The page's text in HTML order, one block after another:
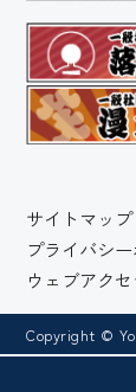
サイトマップ
プライバシ
ウェブアク
Copyright ©